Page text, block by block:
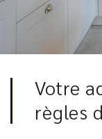
Votre
règles